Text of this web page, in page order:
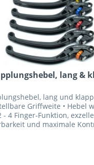
lang &
lang und
Griffweite • Hebel
- 4 Finger-Funktion,
und maximale